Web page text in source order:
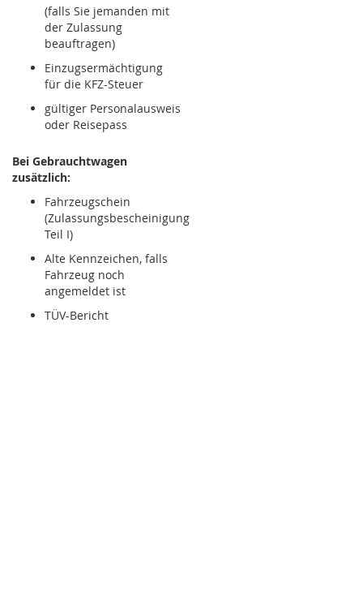
(falls Sie jemanden mit
der Zulassung
beauftragen)
Einzugsermächtigung
für die KFZ-Steuer
gültiger Personalausweis
oder Reisepass
Bei Gebrauchtwagen
zusätzlich:
Fahrzeugschein
(Zulassungsbescheinigung
Teil I)
Alte Kennzeichen, falls
Fahrzeug noch
angemeldet ist
TÜV-Bericht